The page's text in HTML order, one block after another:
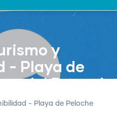
y
- Playa de
del Duque)
- Playa de Peloche